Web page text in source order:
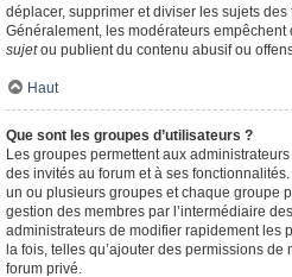
déplacer, supprimer et diviser les sujets des
Généralement, les modérateurs
sujetou publient du contenu abusif ou
Haut
Que sont les groupes d’utilisateurs ?
Les groupes permettent aux
des invités au forum et à ses
un ou plusieurs groupes et chaque groupe
gestion des membres par l’intermédiaire
administrateurs de modifier rapidement les
la fois, telles qu’ajouter des permissions
forum privé.